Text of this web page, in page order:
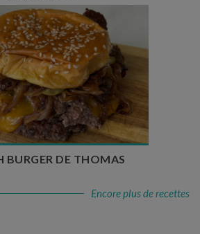
de préparation : 20 min
de cuisson : 5 à 10 min
de couverts : 4
BURGER DE THOMAS
Encore plus de recettes